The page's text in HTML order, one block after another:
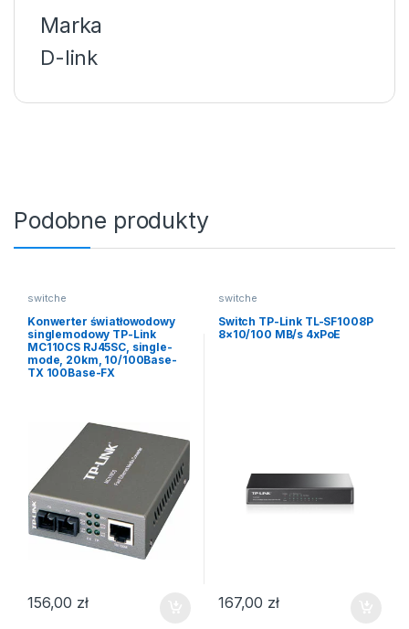
Marka
D-link
Podobne produkty
switche
Konwerter światłowodowy
singlemodowy TP-Link
MC110CS RJ45SC, single-
mode, 20km, 10/100Base-
TX 100Base-FX
156,00 zł
switche
Switch TP-Link TL-SF1008P
8×10/100 MB/s 4xPoE
167,00 zł